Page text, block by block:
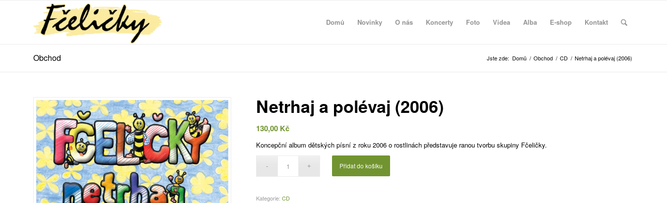
Domů Novinky O nás Koncerty Foto Videa Alba E-shop Kontakt
Obchod Jste zde: Domů / Obchod / CD / Netrhaj a polévaj (2006)
Netrhaj a polévaj (2006)
130,00 Kč
Koncepční album dětských písní z roku 2006 o rostlinách představuje ranou tvorbu skupiny Fčeličky.
Přidat do košíku
Kategorie:CD